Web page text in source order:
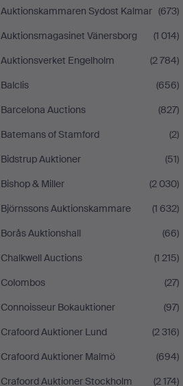
Auktionskammaren Sydost Kalmar (673)
Auktionsmagasinet Vänersborg
(1 014)
Auktionsverket Engelholm
(2 784)
Balclis
(656)
Barcelona Auctions
(827)
Batemans of Stamford
(2)
Bidstrup Auktioner
(51)
Bishop & Miller
(2 030)
Björnssons Auktionskammare
(1 632)
Borås Auktionshall
(66)
Chalkwell Auctions
(1 215)
Colombos
(27)
Connoisseur Bokauktioner
(97)
Crafoord Auktioner Lund
(2 316)
Crafoord Auktioner Malmö
(694)
Crafoord Auktioner Stockholm
(2 174)